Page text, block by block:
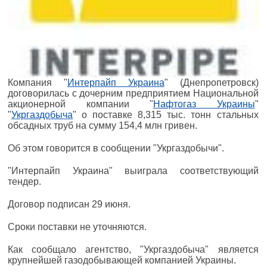
Компания "Интерпайп Украина" (Днепропетровск)
договорилась с дочерним предприятием Национальной
акционерной компании "Нафтогаз Украины"
"Укргаздобыча" о поставке 8,315 тыс. тонн стальных
обсадных труб на сумму 154,4 млн гривен.
Об этом говорится в сообщении "Укргаздобычи".
"Интерпайп Украина" выиграла соответствующий
тендер.
Договор подписан 29 июня.
Сроки поставки не уточняются.
Как сообщало агентство, "Укргаздобыча" является
крупнейшей газодобывающей компанией Украины.